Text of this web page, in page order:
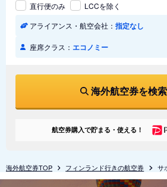
直行便のみ
LCCを除く
アライアンス・航空会社： 指定なし
座席クラス： エコノミー
海外航空券を検
航空券購入で貯まる・使える！
海外航空券TOP フィンランド行きの航空券 サ